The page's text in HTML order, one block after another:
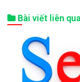
Bài viết liên